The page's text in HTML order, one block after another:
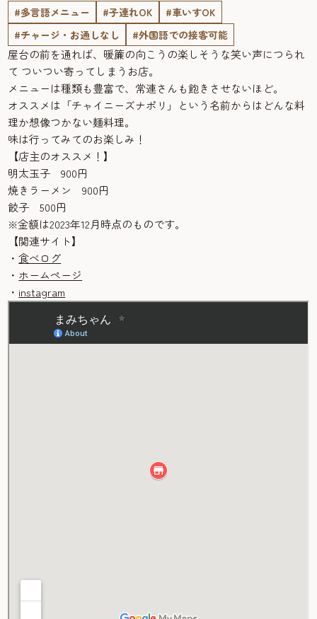
#多言語メニュー
#子連れOK
#車いすOK
#チャージ・お通しなし
#外国語での接客可能
屋台の前を通れば、暖簾の向こうの楽しそうな笑い声につられ
て ついつい寄ってしまうお店。
メニューは種類も豊富で、常連さんも飽きさせないほど。
オススメは「チャイニーズナポリ」という名前からはどんな料
理か想像つかない麺料理。
味は行ってみてのお楽しみ！
【店主のオススメ！】
明太玉子 900円
焼きラーメン 900円
餃子 500円
※金額は2023年12月時点のものです。
【関連サイト】
・食べログ
・ ホームページ
・ instagram